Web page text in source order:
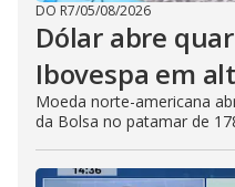
DO R7/05/08/2026
Dólar abre
Ibovespa em
Moeda norte-americana
da Bolsa no patamar de